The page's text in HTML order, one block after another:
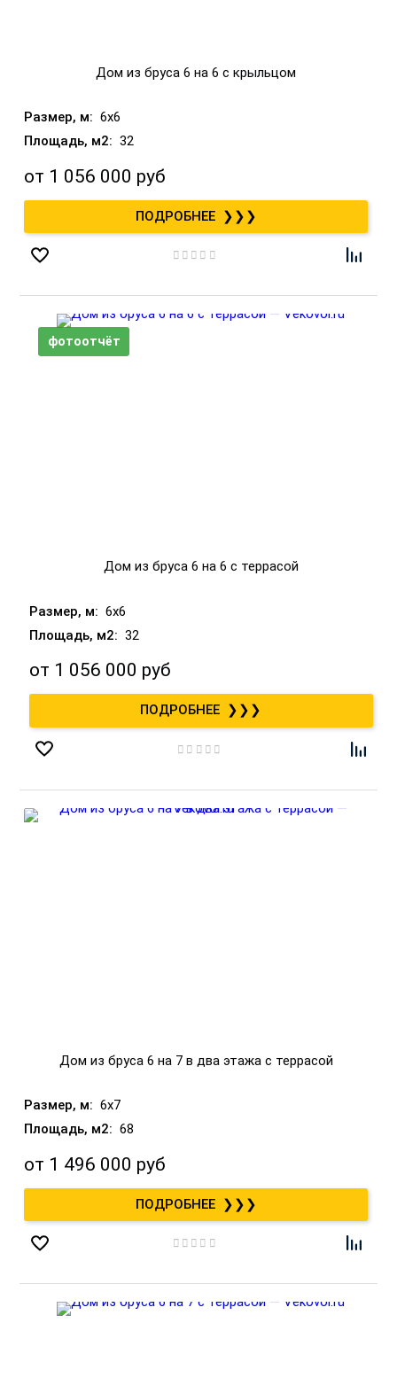
Дом из бруса 6 на 6 с крыльцом
6x6
32
от 1 056 000 руб
❯❯❯
Дом из бруса 6 на 6 с террасой
6x6
32
от 1 056 000 руб
❯❯❯
Дом из бруса 6 на 7 в два этажа с террасой
6x7
68
от 1 496 000 руб
❯❯❯